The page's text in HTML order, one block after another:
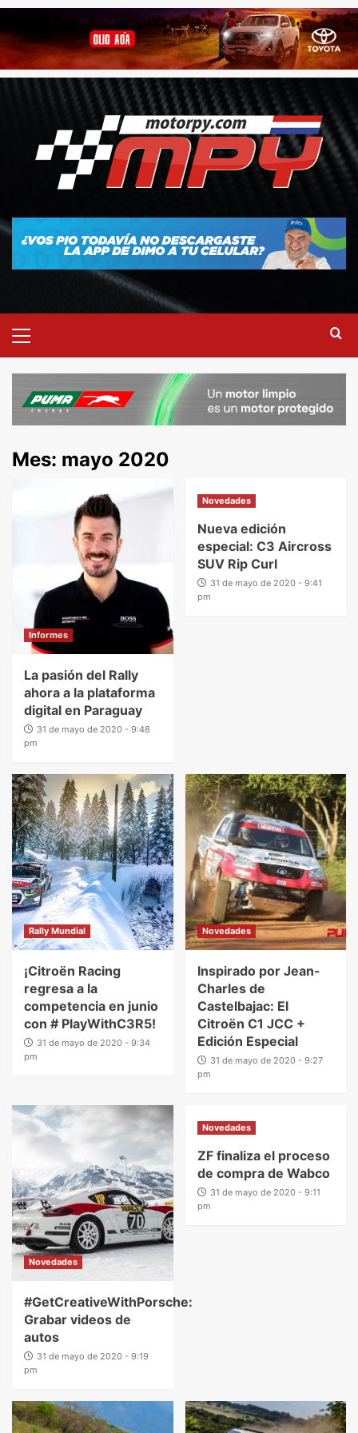
Mes: mayo 2020
Informes
La pasión del Rally
ahora a la plataforma
digital en Paraguay
31 de mayo de 2020 - 9:48
pm
Novedades
Nueva edición
especial: C3 Aircross
SUV Rip Curl
31 de mayo de 2020 - 9:41
pm
Rally Mundial
¡Citroën Racing
regresa a la
competencia en junio
con # PlayWithC3R5!
31 de mayo de 2020 - 9:34
pm
Novedades
Inspirado por Jean-
Charles de
Castelbajac: El
Citroën C1 JCC +
Edición Especial
31 de mayo de 2020 - 9:27
pm
Novedades
#GetCreativeWithPorsche:
Grabar videos de
autos
31 de mayo de 2020 - 9:19
pm
Novedades
ZF finaliza el proceso
de compra de Wabco
31 de mayo de 2020 - 9:11
pm